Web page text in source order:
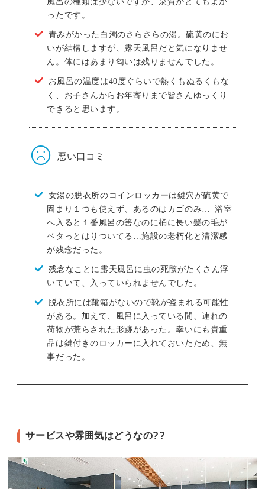
ったです。
青みがかった白濁のさらさらの湯。硫黄のにお
いが結構しますが、露天風呂だと気になりませ
ん。体にはあまり匂いは残りませんでした。
お風呂の温度は40度ぐらいで熱くもぬるくもな
く、お子さんからお年寄りまで皆さんゆっくり
できると思います。
悪い口コミ
女湯の脱衣所のコインロッカーは鍵穴が硫黄で
固まり１つも使えず、あるのはカゴのみ… 浴室
へ入ると１番風呂の筈なのに桶に長い髪の毛が
ベタっとはりついてる…施設の老朽化と清潔感
が残念だった。
残念なことに露天風呂に虫の死骸がたくさん浮
いていて、入っていられませんでした。
脱衣所には靴箱がないので靴が盗まれる可能性
がある。加えて、風呂に入っている間、連れの
荷物が荒らされた形跡があった。幸いにも貴重
品は鍵付きのロッカーに入れておいたため、無
事だった。
サービスや雰囲気はどうなの??